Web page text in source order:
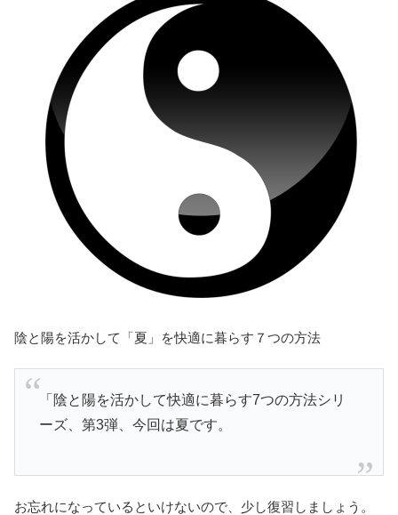
陰と陽を活かして「夏」を快適に暮らす７つの方法
「陰と陽を活かして快適に暮らす7つの方法シリ
ーズ、第3弾、今回は夏です。
お忘れになっているといけないので、少し復習しましょう。